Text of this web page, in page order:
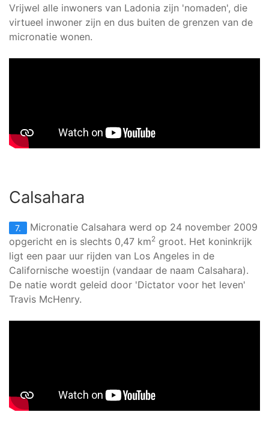
Vrijwel alle inwoners van Ladonia zijn 'nomaden', die
virtueel inwoner zijn en dus buiten de grenzen van de
micronatie wonen.
Calsahara
7.
Micronatie Calsahara werd op 24 november 2009
opgericht en is slechts 0,47 km2 groot. Het koninkrijk
ligt een paar uur rijden van Los Angeles in de
Californische woestijn (vandaar de naam Calsahara).
De natie wordt geleid door 'Dictator voor het leven'
Travis McHenry.